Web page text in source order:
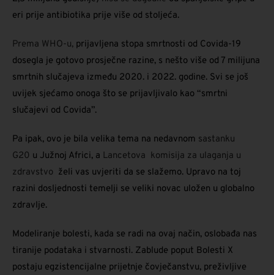
eri prije antibiotika prije više od stoljeća.
Prema WHO-u, prijavljena stopa smrtnosti od Covida-19
dosegla je gotovo prosječne razine, s nešto više od 7 milijuna
smrtnih slučajeva između 2020. i 2022. godine. Svi se još
uvijek sjećamo onoga što se prijavljivalo kao “smrtni
slučajevi od Covida”.
Pa ipak, ovo je bila velika tema na nedavnom sastanku
G20 u Južnoj Africi, a Lancetova komisija za ulaganja u
zdravstvo želi vas uvjeriti da se slažemo. Upravo na toj
razini dosljednosti temelji se veliki novac uložen u globalno
zdravlje.
Modeliranje bolesti, kada se radi na ovaj način, oslobađa nas
tiranije podataka i stvarnosti. Zablude poput Bolesti X
postaju egzistencijalne prijetnje čovječanstvu, preživljive